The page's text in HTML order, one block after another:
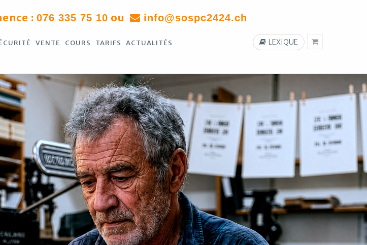
:076 335 75 10 ou info@sospc2424.ch
VENTE COURS TARIFS
ACTUALITÉS
LEXIQUE